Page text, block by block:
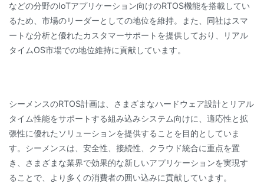
などの分野のIoTアプリケーション向けのRTOS機能を搭載してい
るため、市場のリーダーとしての地位を維持。また、同社はスマ
ートな分析と優れたカスタマーサポートを提供しており、リアル
タイムOS市場での地位維持に貢献しています。
シーメンスのRTOS計画は、さまざまなハードウェア設計とリアル
タイム性能をサポートする組み込みシステム向けに、適応性と拡
張性に優れたソリューションを提供することを目的としていま
す。シーメンスは、安全性、接続性、クラウド統合に重点を置
き、さまざまな業界で効果的な新しいアプリケーションを実現す
ることで、より多くの消費者の囲い込みに貢献しています。